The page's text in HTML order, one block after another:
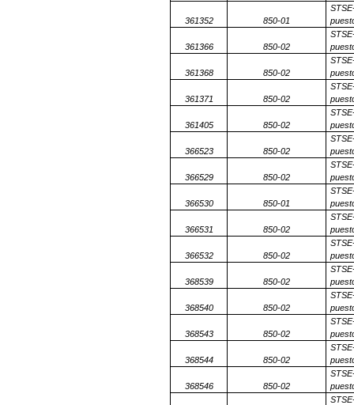
361352 850-01
361366 850-02
361368 850-02
361371 850-02
361405 850-02
366523 850-02
366529 850-02
366530 850-01
366531 850-02
366532 850-02
368539 850-02
368540 850-02
368543 850-02
368544 850-02
368546 850-02